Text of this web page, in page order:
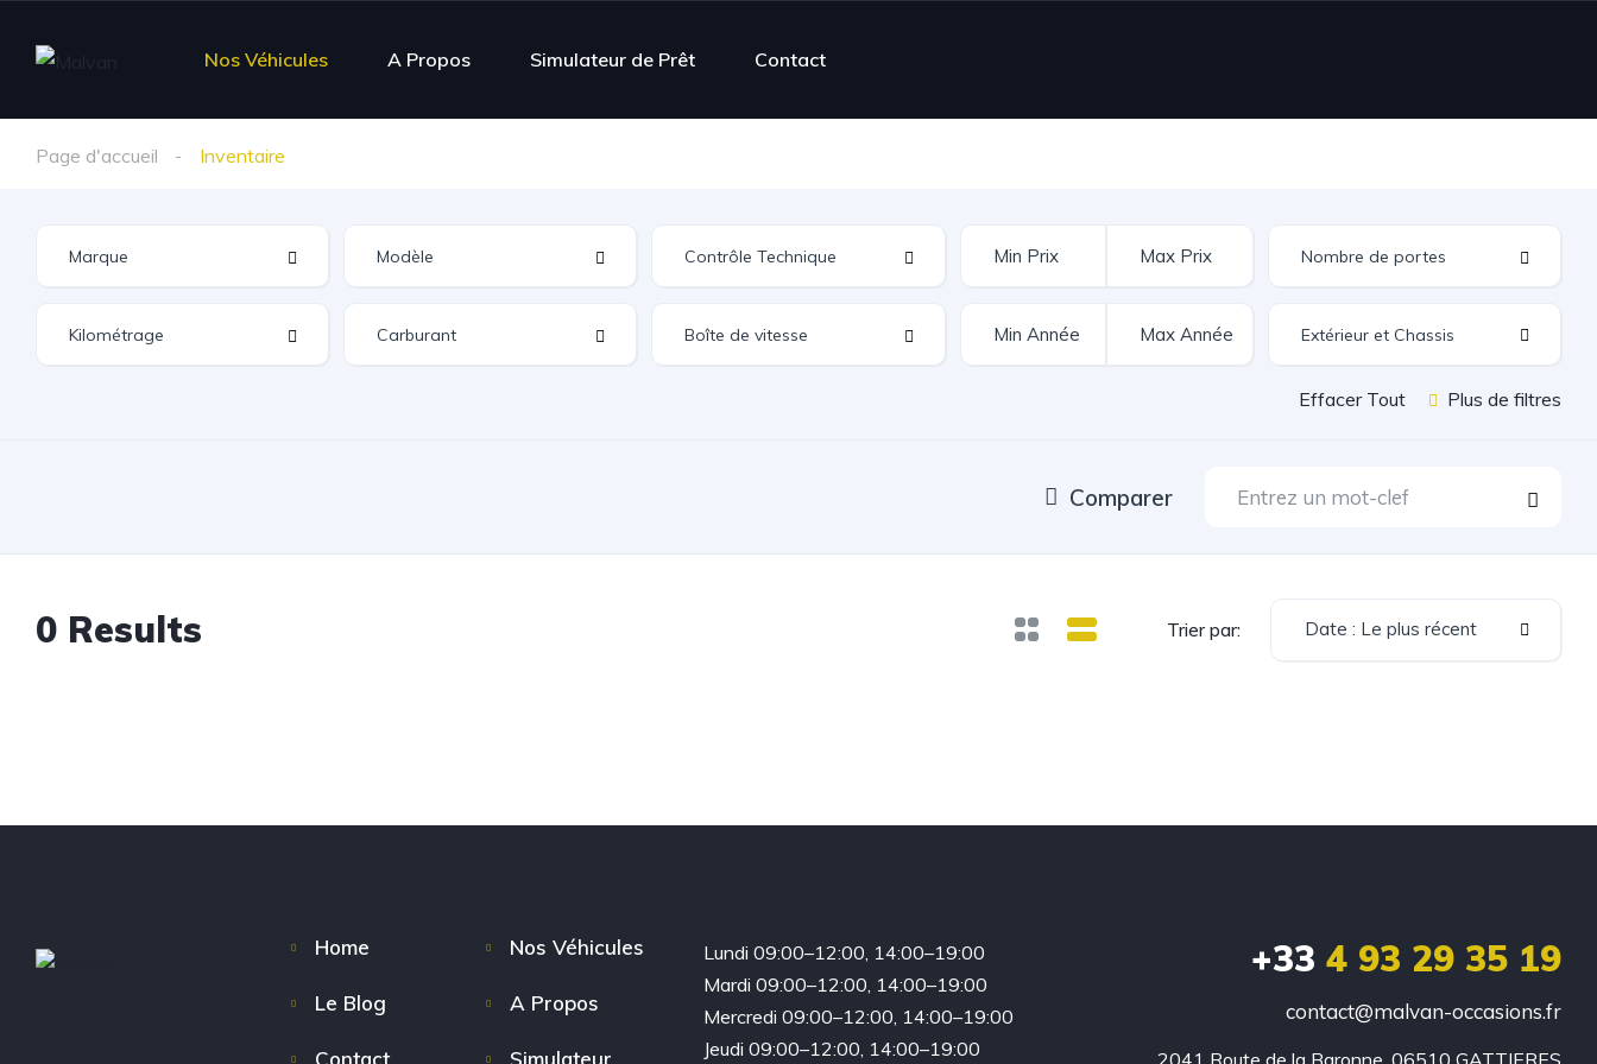
Nos Véhicules A Propos Simulateur de Prêt Contact
Page d'accueil Inventaire
Extérieur et Chassis
Effacer Tout Plus de filtres
Comparer
0 Results Trier par: Date : Le plus récent
Home Nos Véhicules
Le Blog A Propos
Contact Simulateur
Lundi 09:00–12:00, 14:00–19:00
Mardi 09:00–12:00, 14:00–19:00
Mercredi 09:00–12:00, 14:00–19:00
Jeudi 09:00–12:00, 14:00–19:00
+33 4 93 29 35 19
contact@malvan-occasions.fr
2041 Route de la Baronne, 06510 GATTIERES